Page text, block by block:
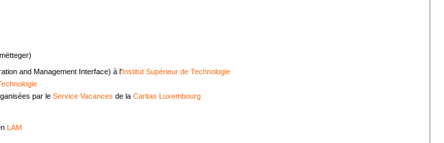
and Management Interface) à l'Institut Supérieur de Technologie
par le Service Vacances de la Caritas Luxembourg
LAM